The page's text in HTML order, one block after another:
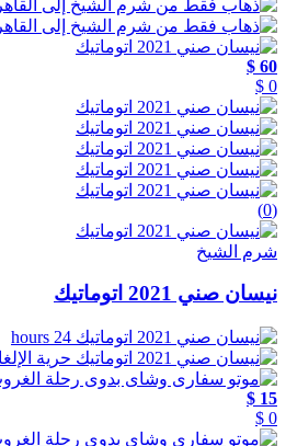
60 $
0 $
(0)
شرم الشيخ
نيسان صني 2021 اتوماتيك
24 hours
حرية
15 $
0 $